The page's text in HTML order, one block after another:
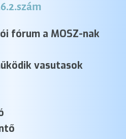
fórum a MOSZ-nak
vasutasok